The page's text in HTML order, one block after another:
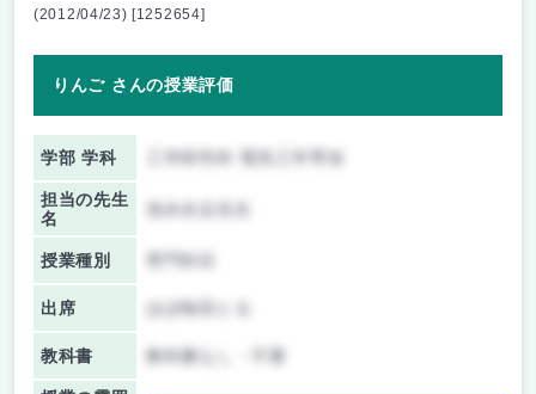
(2012/04/23) [1252654]
りんご さんの授業評価
学部 学科
担当の先生
名
授業種別
出席 ほぼ毎回とる
教科書 教科書なし・不要